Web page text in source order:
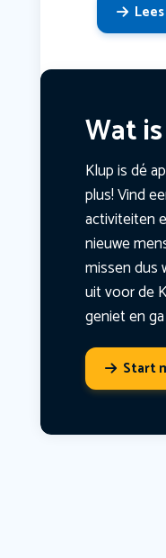
Wat
Klup is dé
plus! Vind
activiteiten
nieuwe
missen dus
uit voor de
geniet en
Start